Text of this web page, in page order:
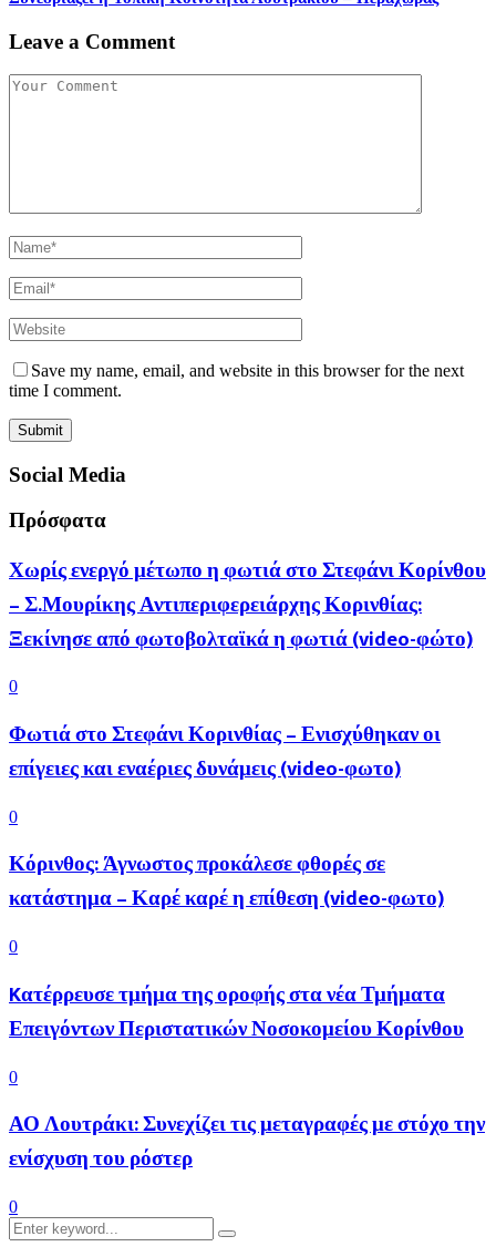
Leave a Comment
Save my name, email, and website in this browser for the next
time I comment.
Social Media
Πρόσφατα
Χωρίς ενεργό μέτωπο η φωτιά στο Στεφάνι Κορίνθου
– Σ.Μουρίκης Αντιπεριφερειάρχης Κορινθίας:
Ξεκίνησε από φωτοβολταϊκά η φωτιά (video-φώτο)
0
Φωτιά στο Στεφάνι Κορινθίας – Ενισχύθηκαν οι
επίγειες και εναέριες δυνάμεις (video-φωτο)
0
Κόρινθος: Άγνωστος προκάλεσε φθορές σε
κατάστημα – Καρέ καρέ η επίθεση (video-φωτο)
0
Kατέρρευσε τμήμα της οροφής στα νέα Τμήματα
Επειγόντων Περιστατικών Νοσοκομείου Κορίνθου
0
ΑΟ Λουτράκι: Συνεχίζει τις μεταγραφές με στόχο την
ενίσχυση του ρόστερ
0
Search
for:
Search